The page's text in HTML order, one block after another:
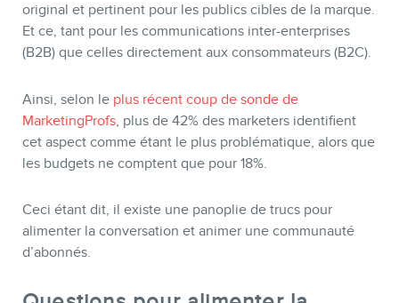
INFOLETTRE
original et pertinent pour les publics cibles de la marque.
Et ce, tant pour les communications inter-enterprises
(B2B) que celles directement aux consommateurs (B2C).
Ainsi, selon le plus récent coup de sonde de
MarketingProfs, plus de 42% des marketers identifient
cet aspect comme étant le plus problématique, alors que
les budgets ne comptent que pour 18%.
Ceci étant dit, il existe une panoplie de trucs pour
alimenter la conversation et animer une communauté
d’abonnés.